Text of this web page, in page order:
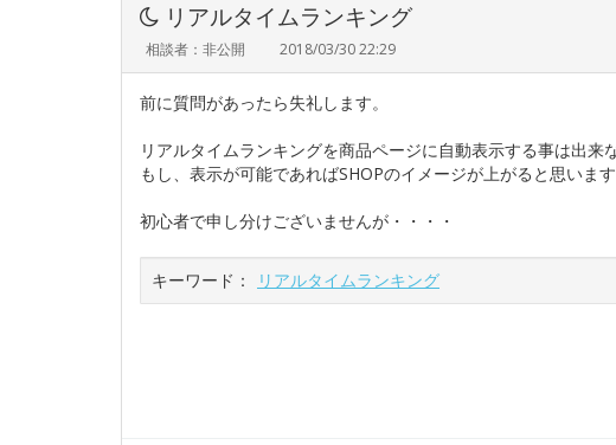
リアルタイムランキング
相談者：非公開 2018/03/30 22:29
前に質問があったら失礼します。
リアルタイムランキングを商品ページに自動表示する事は出来
もし、表示が可能であればSHOPのイメージが上がると思います
初心者で申し分けございませんが・・・・
キーワード： リアルタイムランキング